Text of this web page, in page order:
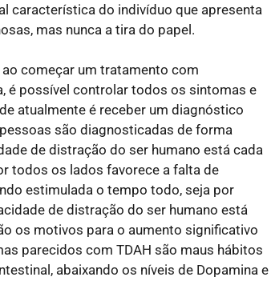
característica do indivíduo que apresenta
mas nunca a tira do papel.
começar um tratamento com
é possível controlar todos os sintomas e
atualmente é receber um diagnóstico
são diagnosticadas de forma
de distração do ser humano está cada
todos os lados favorece a falta de
estimulada o tempo todo, seja por
de distração do ser humano está
os motivos para o aumento significativo
parecidos com TDAH são maus hábitos
abaixando os níveis de Dopamina e